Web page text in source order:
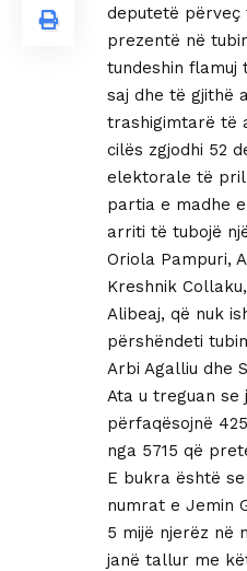
deputetë përveç
prezentë në
tundeshin flamuj
saj dhe të gjithë
trashigimtarë të
cilës zgjodhi 52
elektorale të
partia e madhe
arriti të tubojë
Oriola Pampuri,
Kreshnik
Alibeaj, që nuk
përshëndeti
Arbi Agalliu dhe
Ata u treguan se
përfaqësojnë
nga 5715 që
E bukra është
numrat e Jemin
5 mijë njerëz në
janë tallur me